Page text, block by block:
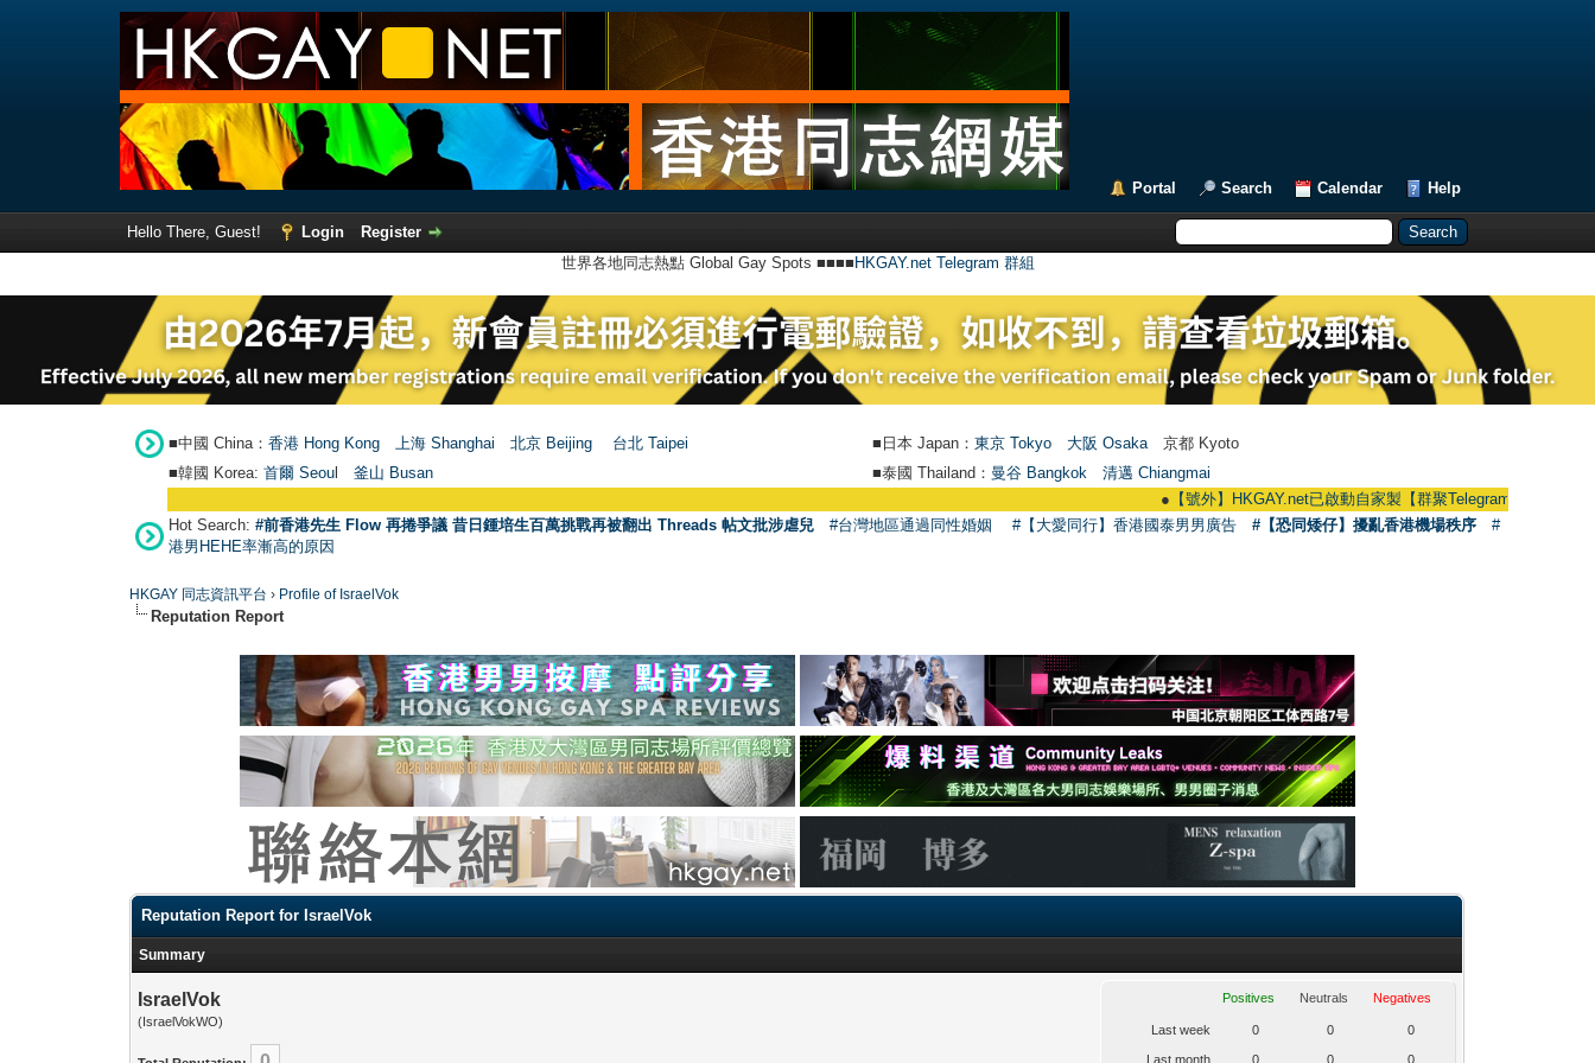
Portal Search Calendar Help
Hello There, Guest! Login
Register
世界各地同志熱點 Global Gay Spots ■■■■ HKGAY.net Telegram 群組
■中國 China： 香港 Hong Kong 上海 Shanghai 北京 Beijing 台北 Taipei ■日本 Japan： 東京 Tokyo 大阪 Osaka 京都 Kyoto
■韓國 Korea: 首爾 Seou 釜山 Busan ■泰國 Thailand： 曼谷 Bangkok
清邁 Chiangmai
【號外】HKGAY.net已啟動自家製【群聚Telegram群組】
Hot Search: #前香港先生 Flow 再捲爭議 昔日鍾培生百萬挑戰再被翻出 Threads 帖文批涉虐兒 #台灣地區通過同性婚姻 #【大愛同行】香港國泰男男廣告 #【恐同矮仔】擾亂香港機場秩序
#
港男HEHE率漸高的原因
HKGAY 同志資訊平台 › Profile of IsraelVok
Reputation Report
Reputation Report for IsraelVok
Summary
IsraelVok
(IsraelVokWO)
Positives Neutrals Negatives
Last week 0 0 0
Last month 0 0 0